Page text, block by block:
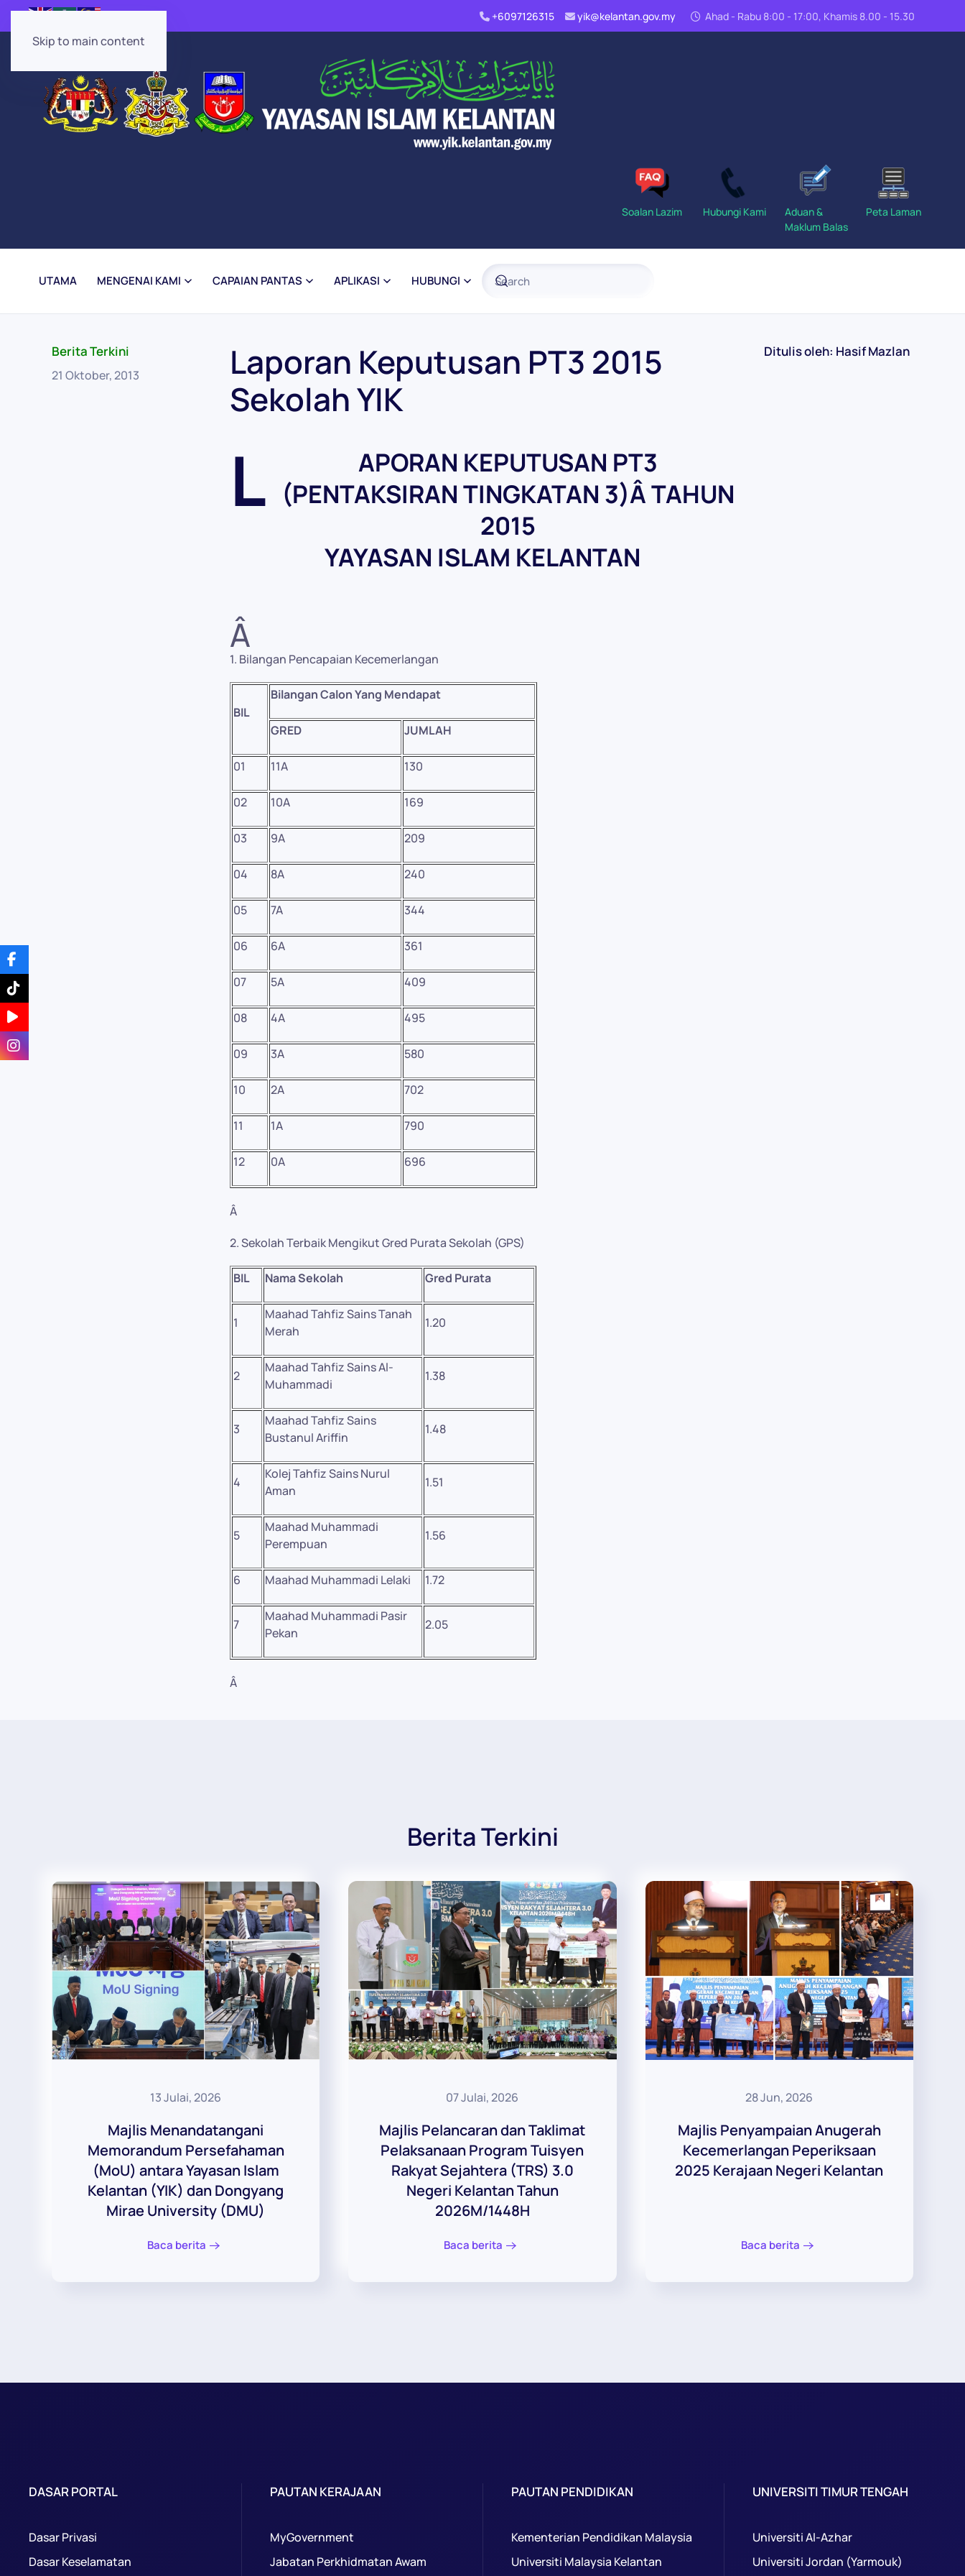
Skip to main content
+6097126315 yik@kelantan.gov.my Ahad - Rabu 8:00 - 17:00, Khamis 8.00 - 15.30
Soalan Lazim Hubungi Kami
Aduan &
Maklum Balas
Peta Laman
UTAMA MENGENAI KAMI CAPAIAN PANTAS APLIKASI HUBUNGI
Berita Terkini
21 Oktober, 2013
Laporan Keputusan PT3 2015
Sekolah YIK
L
APORAN KEPUTUSAN PT3
(PENTAKSIRAN TINGKATAN 3)Â TAHUN
2015
YAYASAN ISLAM KELANTAN
Â
1. Bilangan Pencapaian Kecemerlangan
BIL
Bilangan Calon Yang Mendapat
GRED JUMLAH
01 11A 130
02 10A 169
03 9A 209
04 8A 240
05 7A 344
06 6A 361
07 5A 409
08 4A 495
09 3A 580
10 2A 702
11 1A 790
12 0A 696
Â
2. Sekolah Terbaik Mengikut Gred Purata Sekolah (GPS)
BIL Nama Sekolah Gred Purata
1
Maahad Tahfiz Sains Tanah
Merah
1.20
2
Maahad Tahfiz Sains Al-
Muhammadi
1.38
3
Maahad Tahfiz Sains
Bustanul Ariffin
1.48
4
Kolej Tahfiz Sains Nurul
Aman
1.51
5
Maahad Muhammadi
Perempuan
1.56
6 Maahad Muhammadi Lelaki 1.72
7
Maahad Muhammadi Pasir
Pekan
2.05
Â
Ditulis oleh: Hasif Mazlan
Berita Terkini
13 Julai, 2026
Majlis Menandatangani
Memorandum Persefahaman
(MoU) antara Yayasan Islam
Kelantan (YIK) dan Dongyang
Mirae University (DMU)
Baca berita
07 Julai, 2026
Majlis Pelancaran dan Taklimat
Pelaksanaan Program Tuisyen
Rakyat Sejahtera (TRS) 3.0
Negeri Kelantan Tahun
2026M/1448H
Baca berita
28 Jun, 2026
Majlis Penyampaian Anugerah
Kecemerlangan Peperiksaan
2025 Kerajaan Negeri Kelantan
Baca berita
DASAR PORTAL
Dasar Privasi
Dasar Keselamatan
PAUTAN KERAJAAN
MyGovernment
Jabatan Perkhidmatan Awam
PAUTAN PENDIDIKAN
Kementerian Pendidikan Malaysia
Universiti Malaysia Kelantan
UNIVERSITI TIMUR TENGAH
Universiti Al-Azhar
Universiti Jordan (Yarmouk)